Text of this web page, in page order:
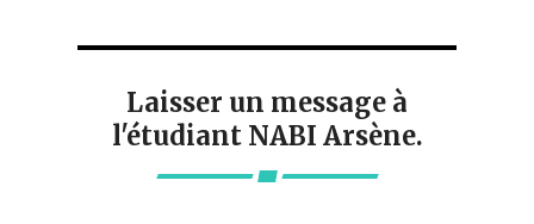
Laisser un message à
l'étudiant NABI Arsène.